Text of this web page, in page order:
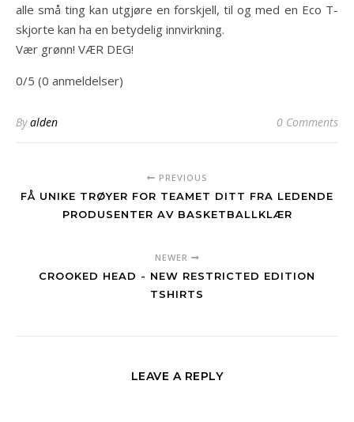
alle små ting kan utgjøre en forskjell, til og med en Eco T-
skjorte kan ha en betydelig innvirkning.
Vær grønn! VÆR DEG!
0/5 (0 anmeldelser)
Byalden 0 Comments
PREVIOUS
FÅ UNIKE TRØYER FOR TEAMET DITT FRA LEDENDE
PRODUSENTER AV BASKETBALLKLÆR
NEWER
CROOKED HEAD - NEW RESTRICTED EDITION
TSHIRTS
LEAVE A REPLY